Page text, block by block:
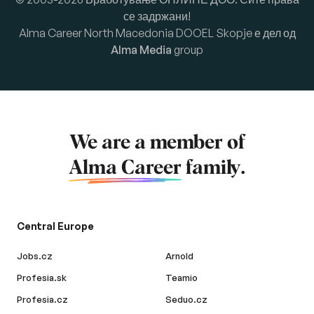
се задржани!
Alma Career North Macedonia DOOEL Skopje е дел од
Alma Media group
We are a member of
Alma Career family.
Central Europe
Jobs.cz
Profesia.sk
Profesia.cz
Arnold
Teamio
Seduo.cz